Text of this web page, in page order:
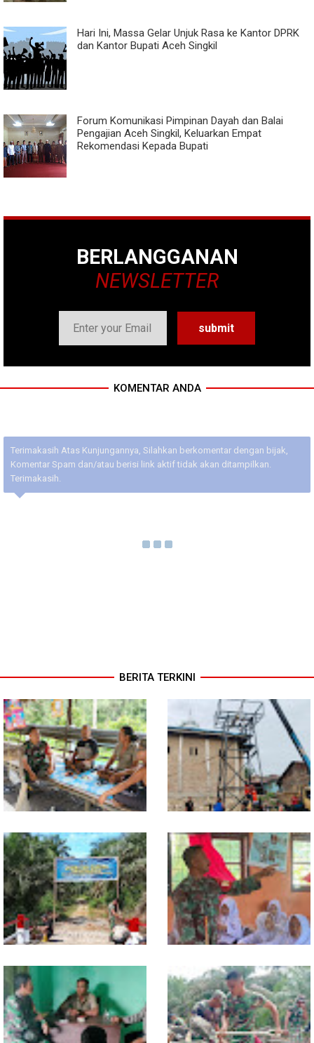
Hari Ini, Massa Gelar Unjuk Rasa ke Kantor DPRK
dan Kantor Bupati Aceh Singkil
Forum Komunikasi Pimpinan Dayah dan Balai
Pengajian Aceh Singkil, Keluarkan Empat
Rekomendasi Kepada Bupati
BERLANGGANAN
NEWSLETTER
KOMENTAR ANDA
Terimakasih Atas Kunjungannya, Silahkan berkomentar dengan bijak,
Komentar Spam dan/atau berisi link aktif tidak akan ditampilkan.
Terimakasih.
BERITA TERKINI
Lewat Komsos di Warung
Kopi, Babinsa Bangun Sinergi
dan Kekompakan Warga
Progres TNI AD Manunggal Air
Dikebut, Babinsa dan Warga
Dirikan Tower Polytank di
Belegen Mulia
Kodim 0118 Tancap Gas
Rampungkan Finishing
Jembatan Garuda
Melalui Wasbang, Babinsa
Bentuk Karakter dan Jiwa
Patriotisme Pelajar